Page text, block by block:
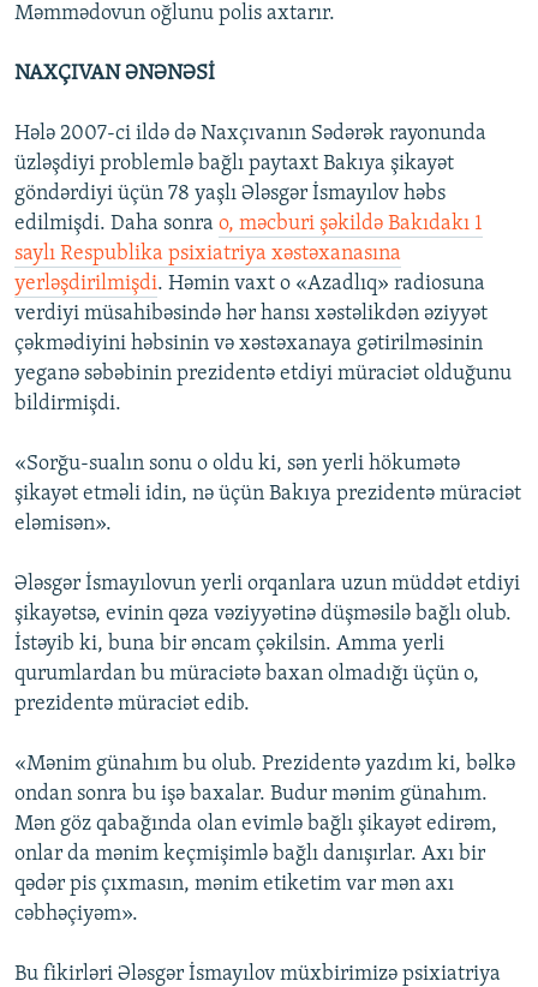
Məmmədovun oğlunu polis axtarır.
NAXÇIVAN ƏNƏNƏSİ
Hələ 2007-ci ildə də Naxçıvanın Sədərək rayonunda
üzləşdiyi problemlə bağlı paytaxt Bakıya şikayət
göndərdiyi üçün 78 yaşlı Ələsgər İsmayılov həbs
edilmişdi. Daha sonra o, məcburi şəkildə Bakıdakı 1
saylı Respublika psixiatriya xəstəxanasına
yerləşdirilmişdi. Həmin vaxt o «Azadlıq» radiosuna
verdiyi müsahibəsində hər hansı xəstəlikdən əziyyət
çəkmədiyini həbsinin və xəstəxanaya gətirilməsinin
yeganə səbəbinin prezidentə etdiyi müraciət olduğunu
bildirmişdi.
«Sorğu-sualın sonu o oldu ki, sən yerli hökumətə
şikayət etməli idin, nə üçün Bakıya prezidentə müraciət
eləmisən».
Ələsgər İsmayılovun yerli orqanlara uzun müddət etdiyi
şikayətsə, evinin qəza vəziyyətinə düşməsilə bağlı olub.
İstəyib ki, buna bir əncam çəkilsin. Amma yerli
qurumlardan bu müraciətə baxan olmadığı üçün o,
prezidentə müraciət edib.
«Mənim günahım bu olub. Prezidentə yazdım ki, bəlkə
ondan sonra bu işə baxalar. Budur mənim günahım.
Mən göz qabağında olan evimlə bağlı şikayət edirəm,
onlar da mənim keçmişimlə bağlı danışırlar. Axı bir
qədər pis çıxmasın, mənim etiketim var mən axı
cəbhəçiyəm».
Bu fikirləri Ələsgər İsmayılov müxbirimizə psixiatriya